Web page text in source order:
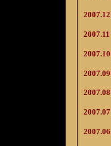
2007.12
2007.11
2007.10
2007.09
2007.08
2007.07
2007.06